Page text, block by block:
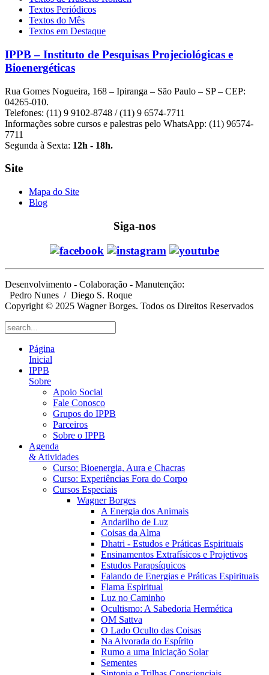
Textos Periódicos
Textos do Mês
Textos em Destaque
IPPB – Instituto de Pesquisas Projeciológicas e
Bioenergéticas
Rua Gomes Nogueira, 168 – Ipiranga – São Paulo – SP – CEP:
04265-010.
Telefones: (11) 9 9102-8748 / (11) 9 6574-7711
Informações sobre cursos e palestras pelo WhatsApp: (11) 96574-
7711
Segunda à Sexta: 12h - 18h.
Site
Mapa do Site
Blog
Siga-nos
Desenvolvimento - Colaboração - Manutenção:
Pedro Nunes / Diego S. Roque
Copyright © 2025 Wagner Borges. Todos os Direitos Reservados
Página
Inicial
IPPB
Sobre
Apoio Social
Fale Conosco
Grupos do IPPB
Parceiros
Sobre o IPPB
Agenda
& Atividades
Curso: Bioenergia, Aura e Chacras
Curso: Experiências Fora do Corpo
Cursos Especiais
Wagner Borges
A Energia dos Animais
Andarilho de Luz
Coisas da Alma
Dhatri - Estudos e Práticas Espirituais
Ensinamentos Extrafísicos e Projetivos
Estudos Parapsíquicos
Falando de Energias e Práticas Espirituais
Flama Espiritual
Luz no Caminho
Ocultismo: A Sabedoria Hermética
OM Sattva
O Lado Oculto das Coisas
Na Alvorada do Espírito
Rumo a uma Iniciação Solar
Sementes